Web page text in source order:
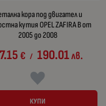
кора под двигател и
кутия OPEL ZAFIRA B от
2005 до 2008
€ / 190.01лв.
КУПИ